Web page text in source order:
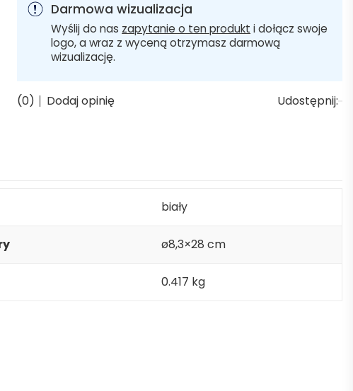
Darmowa wizualizacja
Wyślij do nas zapytanie o ten produkt i dołącz swoje
logo, a wraz z wyceną otrzymasz darmową
wizualizację.
(0) Dodaj opinię Udostępnij:
biały
ø8,3×28 cm
0.417 kg